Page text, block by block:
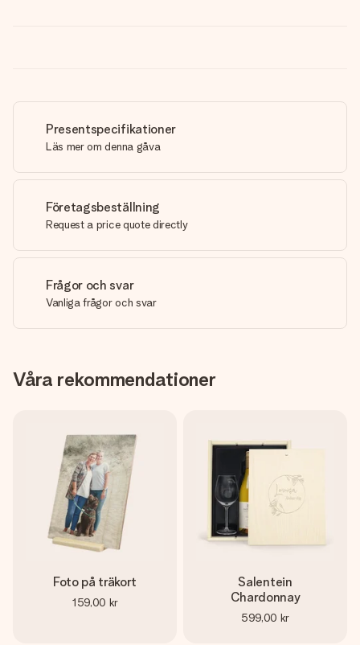
Presentspecifikationer
Läs mer om denna gåva
Företagsbeställning
Request a price quote directly
Frågor och svar
Vanliga frågor och svar
Våra rekommendationer
Foto på träkort
159,00 kr
Salentein
Chardonnay
599,00 kr